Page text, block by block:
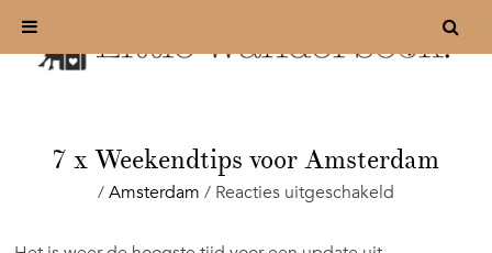
7 x Weekendtips voor Amsterdam
/Amsterdam / Reacties uitgeschakeldvoor